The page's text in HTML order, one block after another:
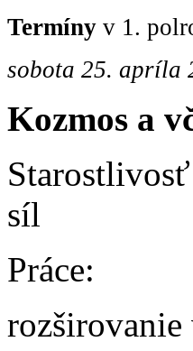
Termíny v 1.
sobota 25. apríla
Kozmos a
síl
Práce: